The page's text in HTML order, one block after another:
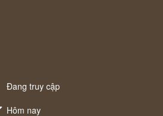
Đang truy cập
Hôm nay